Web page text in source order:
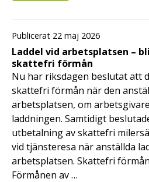
Publicerat 22 maj 2026
Laddel vid arbetsplatsen –
skattefri förmån
Nu har riksdagen beslutat att
skattefri förmån när den
arbetsplatsen, om
laddningen. Samtidigt
utbetalning av skattefri
vid tjänsteresa när anställda
arbetsplatsen. Skattefri
Förmånen av …